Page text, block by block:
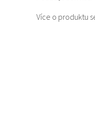
Více o produktu